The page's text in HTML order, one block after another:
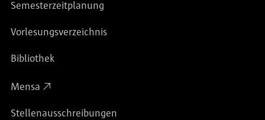
Semesterzeitplanung
Vorlesungsverzeichnis
Bibliothek
Mensa
Stellenausschreibungen